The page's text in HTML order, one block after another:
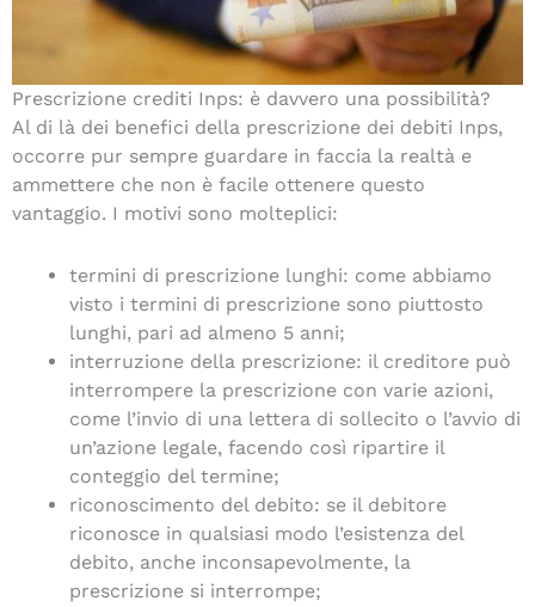
Prescrizione crediti Inps: è davvero una possibilità?
Al di là dei benefici della prescrizione dei debiti Inps,
occorre pur sempre guardare in faccia la realtà e
ammettere che non è facile ottenere questo
vantaggio. I motivi sono molteplici:
termini di prescrizione lunghi: come abbiamo
visto i termini di prescrizione sono piuttosto
lunghi, pari ad almeno 5 anni;
interruzione della prescrizione: il creditore può
interrompere la prescrizione con varie azioni,
come l’invio di una lettera di sollecito o l’avvio di
un’azione legale, facendo così ripartire il
conteggio del termine;
riconoscimento del debito: se il debitore
riconosce in qualsiasi modo l’esistenza del
debito, anche inconsapevolmente, la
prescrizione si interrompe;